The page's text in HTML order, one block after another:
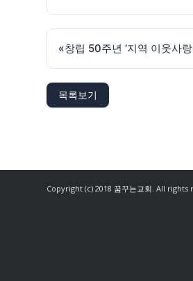
«창립 50주년 ‘지역 이웃사
목록보기
Copyright (c) 2018 꿈꾸는교회. All rights